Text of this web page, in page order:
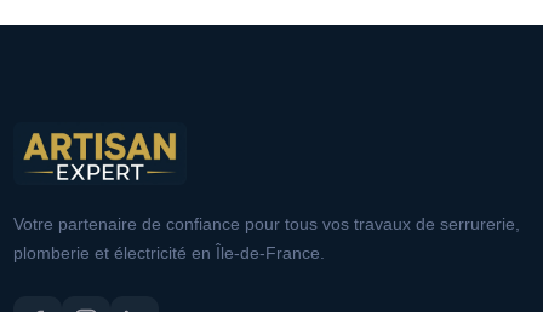
Votre partenaire de confiance pour tous vos travaux de serrurerie,
plomberie et électricité en Île-de-France.